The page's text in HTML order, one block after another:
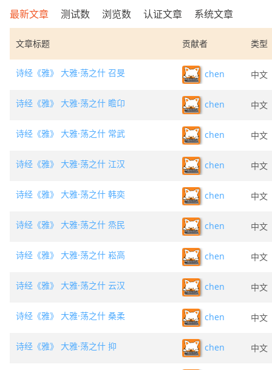
最新文章 测试数 浏览数 认证文章 系统文章
文章标题 贡献者 类型
诗经《雅》 大雅·荡之什 召旻 chen 中文
诗经《雅》 大雅·荡之什 瞻卬 chen 中文
诗经《雅》 大雅·荡之什 常武 chen 中文
诗经《雅》 大雅·荡之什 江汉 chen 中文
诗经《雅》 大雅·荡之什 韩奕 chen 中文
诗经《雅》 大雅·荡之什 烝民 chen 中文
诗经《雅》 大雅·荡之什 崧高 chen 中文
诗经《雅》 大雅·荡之什 云汉 chen 中文
诗经《雅》 大雅·荡之什 桑柔 chen 中文
诗经《雅》 大雅·荡之什 抑 chen 中文